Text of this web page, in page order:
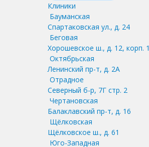
Клиники
Бауманская
Спартаковская ул., д. 24
Беговая
Хорошевское ш., д. 12, корп. 1
Октябрьская
Ленинский пр-т, д. 2А
Отрадное
Северный б-р, 7Г стр. 2
Чертановская
Балаклавский пр-т, д. 16
Щёлковская
Щёлковское ш., д. 61
Юго-Западная